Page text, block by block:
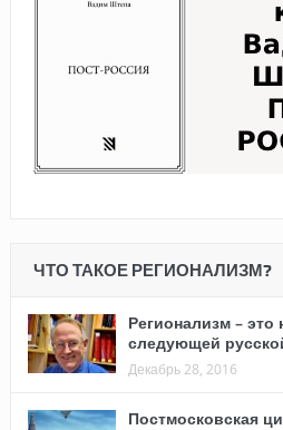
ЧТО ТАКОЕ РЕГИОНАЛИЗМ?
Регионализм – это
следующей
Декабрь 28, 2016
Постмосковская